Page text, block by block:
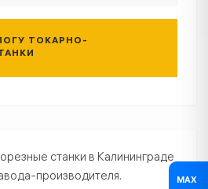
ТОКАРНО-
станки в
станки в Калининграде
производителя.
MAX